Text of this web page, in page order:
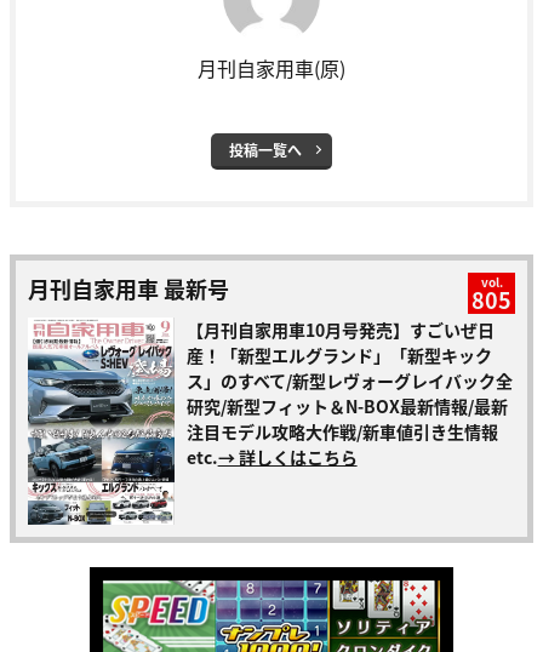
月刊自家用車(原)
投稿一覧へ
月刊自家用車 最新号 vol.
805
【月刊自家用車10月号発売】すごいぜ日
産！「新型エルグランド」「新型キック
ス」のすべて/新型レヴォーグレイバック全
研究/新型フィット＆N-BOX最新情報/最新
注目モデル攻略大作戦/新車値引き生情報
etc.→ 詳しくはこちら